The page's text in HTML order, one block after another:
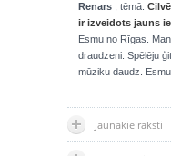
Renars , tēmā:
ir izveidots jauns
Esmu no Rīgas.
draudzeni. Spēlēju
mūziku daudz.
Jaunākie raksti